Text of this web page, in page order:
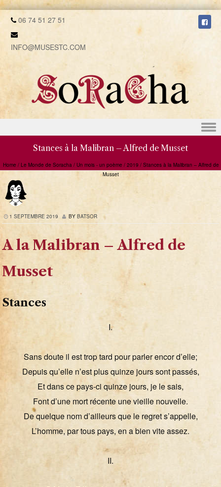
06 74 51 27 51
INFO@MUSESTC.COM
Stances à la Malibran – Alfred de Musset
Home / Le Monde de Soracha/ Un mois - un poème / 2019 / Stances à la Malibran – Alfred de
Musset
1 SEPTEMBRE 2019 BY BATSOR
A la Malibran – Alfred de
Musset
Stances
I.
Sans doute il est trop tard pour parler encor d’elle;
Depuis qu’elle n’est plus quinze jours sont passés,
Et dans ce pays-ci quinze jours, je le sais,
Font d’une mort récente une vieille nouvelle.
De quelque nom d’ailleurs que le regret s’appelle,
L’homme, par tous pays, en a bien vite assez.
II.